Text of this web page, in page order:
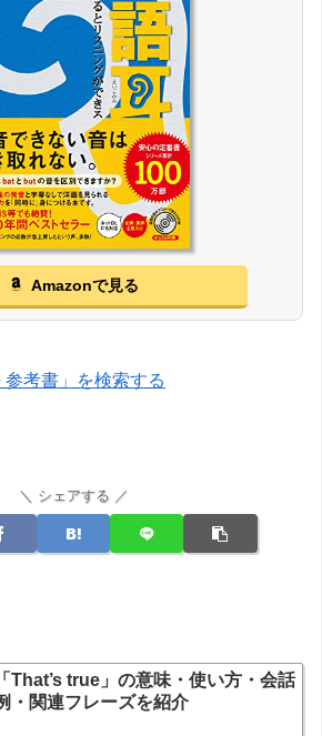
Amazonで見る
考書」を検索する
＼ シェアする ／
「That’s true」の意味・使い方・会話
・関連フレーズを紹介